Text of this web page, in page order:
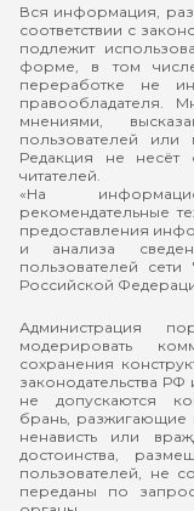
Вся информация,
соответствии с
подлежит
форме, в том числе
переработке не
правообладателя.
мнениями,
пользователей
Редакция не несёт
читателей.
«На
рекомендательные
предоставления
и анализа
пользователей
Российской
Администрация
модерировать
сохранения
законодательства
не допускаются
брань,
ненависть или
достоинства,
пользователей, не
переданы по